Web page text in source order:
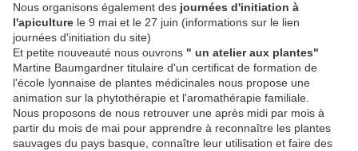
Nous organisons également des journées d'initiation à
l'apiculture le 9 mai et le 27 juin (informations sur le lien
journées d'initiation du site)
Et petite nouveauté nous ouvrons " un atelier aux plantes"
Martine Baumgardner titulaire d'un certificat de formation de
l'école lyonnaise de plantes médicinales nous propose une
animation sur la phytothérapie et l'aromathérapie familiale.
Nous proposons de nous retrouver une après midi par mois à
partir du mois de mai pour apprendre à reconnaître les plantes
sauvages du pays basque, connaître leur utilisation et faire des